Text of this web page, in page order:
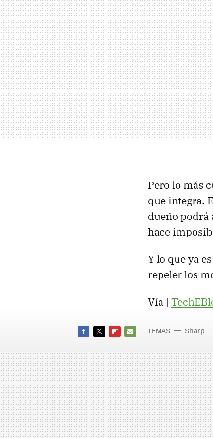
Pero lo más
que integra.
dueño podrá
hace
Y lo que ya
repeler los
Vía |
MAIL
TEMAS Sharp